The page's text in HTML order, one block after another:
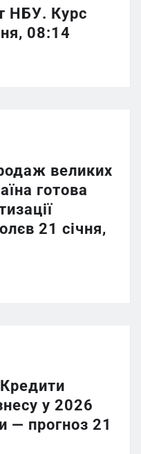
НБУ. Курс
08:14
великих
готова
21 січня,
у 2026
— прогноз 21